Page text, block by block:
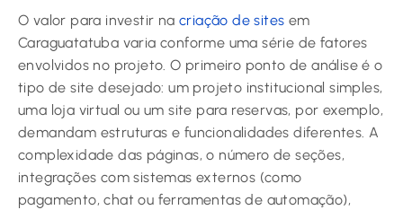
O valor para investir na criação de sites em
Caraguatatuba varia conforme uma série de fatores
envolvidos no projeto. O primeiro ponto de análise é o
tipo de site desejado: um projeto institucional simples,
uma loja virtual ou um site para reservas, por exemplo,
demandam estruturas e funcionalidades diferentes. A
complexidade das páginas, o número de seções,
integrações com sistemas externos (como
pagamento, chat ou ferramentas de automação),